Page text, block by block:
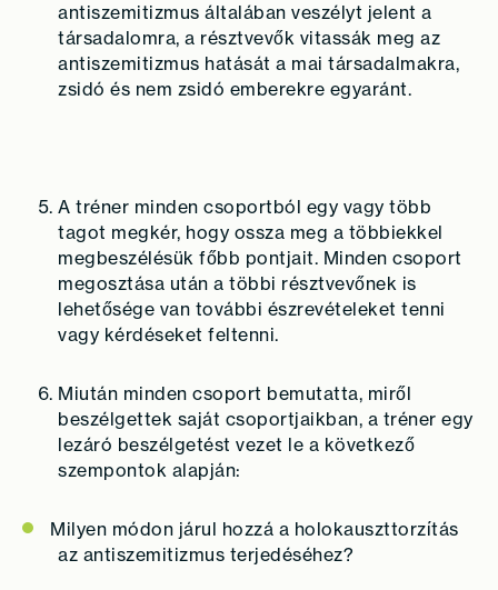
antiszemitizmus általában veszélyt jelent a
társadalomra, a résztvevők vitassák meg az
antiszemitizmus hatását a mai társadalmakra,
zsidó és nem zsidó emberekre egyaránt.
A tréner minden csoportból egy vagy több
tagot megkér, hogy ossza meg a többiekkel
megbeszélésük főbb pontjait. Minden csoport
megosztása után a többi résztvevőnek is
lehetősége van további észrevételeket tenni
vagy kérdéseket feltenni.
Miután minden csoport bemutatta, miről
beszélgettek saját csoportjaikban, a tréner egy
lezáró beszélgetést vezet le a következő
szempontok alapján:
Milyen módon járul hozzá a holokauszttorzítás
az antiszemitizmus terjedéséhez?